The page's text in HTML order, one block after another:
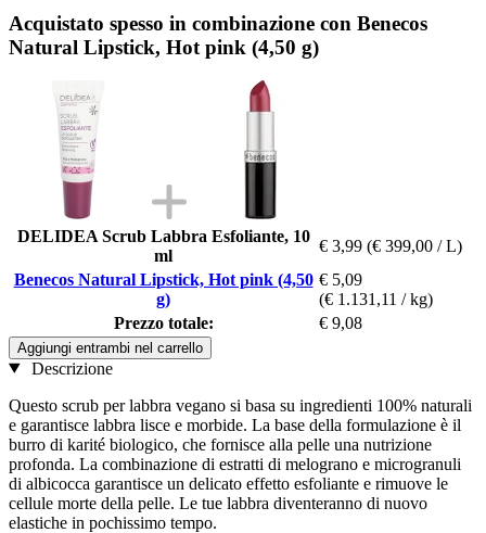
Acquistato spesso in combinazione con Benecos
Natural Lipstick, Hot pink (4,50 g)
DELIDEA Scrub Labbra Esfoliante, 10
ml
€ 3,99 (€ 399,00 / L)
Benecos Natural Lipstick, Hot pink (4,50
g)
€ 5,09
(€ 1.131,11 / kg)
Prezzo totale:
€ 9,08
Aggiungi entrambi nel carrello
Descrizione
Questo scrub per labbra vegano si basa su ingredienti 100% naturali
e garantisce labbra lisce e morbide. La base della formulazione è il
burro di karité biologico, che fornisce alla pelle una nutrizione
profonda. La combinazione di estratti di melograno e microgranuli
di albicocca garantisce un delicato effetto esfoliante e rimuove le
cellule morte della pelle. Le tue labbra diventeranno di nuovo
elastiche in pochissimo tempo.